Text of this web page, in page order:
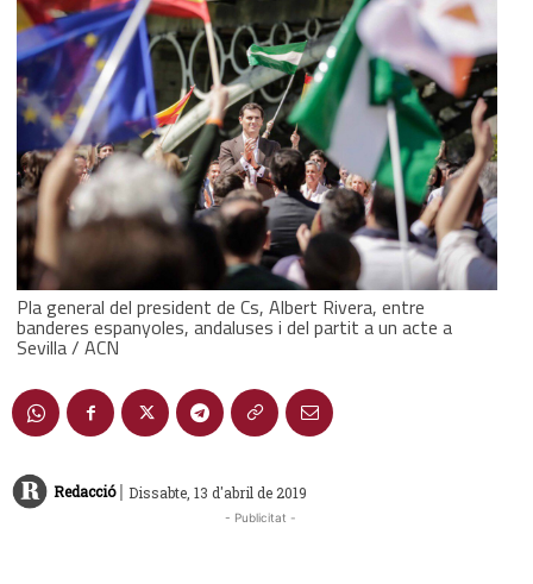
Pla general del president de Cs, Albert Rivera, entre
banderes espanyoles, andaluses i del partit a un acte a
Sevilla / ACN
Redacció | Dissabte, 13 d'abril de 2019
- Publicitat -